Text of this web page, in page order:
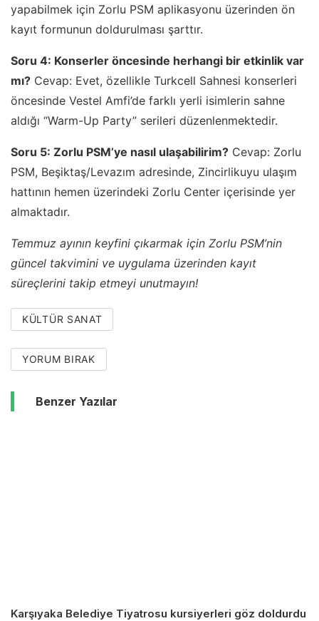
yapabilmek için Zorlu PSM aplikasyonu üzerinden ön
kayıt formunun doldurulması şarttır.
Soru 4: Konserler öncesinde herhangi bir etkinlik var
mı? Cevap: Evet, özellikle Turkcell Sahnesi konserleri
öncesinde Vestel Amfi’de farklı yerli isimlerin sahne
aldığı “Warm-Up Party” serileri düzenlenmektedir.
Soru 5: Zorlu PSM’ye nasıl ulaşabilirim? Cevap: Zorlu
PSM, Beşiktaş/Levazım adresinde, Zincirlikuyu ulaşım
hattının hemen üzerindeki Zorlu Center içerisinde yer
almaktadır.
Temmuz ayının keyfini çıkarmak için Zorlu PSM’nin
güncel takvimini ve uygulama üzerinden kayıt
süreçlerini takip etmeyi unutmayın!
KÜLTÜR SANAT
YORUM BIRAK
Benzer Yazılar
Karşıyaka Belediye Tiyatrosu kursiyerleri göz doldurdu